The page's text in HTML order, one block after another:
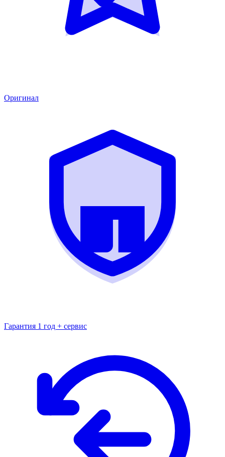
Оригинал
Гарантия 1 год + сервис